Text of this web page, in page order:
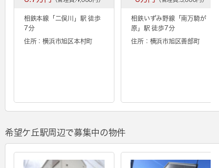
相鉄本線「 二俣川
」駅 徒歩
7分
住所：横浜市旭区本村町
相鉄いずみ野線「 南万騎が
原 」駅 徒歩7分
住所：横浜市旭区善部町
希望ケ丘駅周辺で募集中の物件